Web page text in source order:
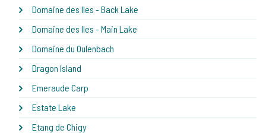
Domaine des Iles - Back Lake
Domaine des Iles - Main Lake
Domaine du Oulenbach
Dragon Island
Emeraude Carp
Estate Lake
Etang de Chigy